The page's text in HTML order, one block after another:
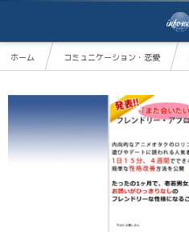
ホーム コミュニケーション・恋愛